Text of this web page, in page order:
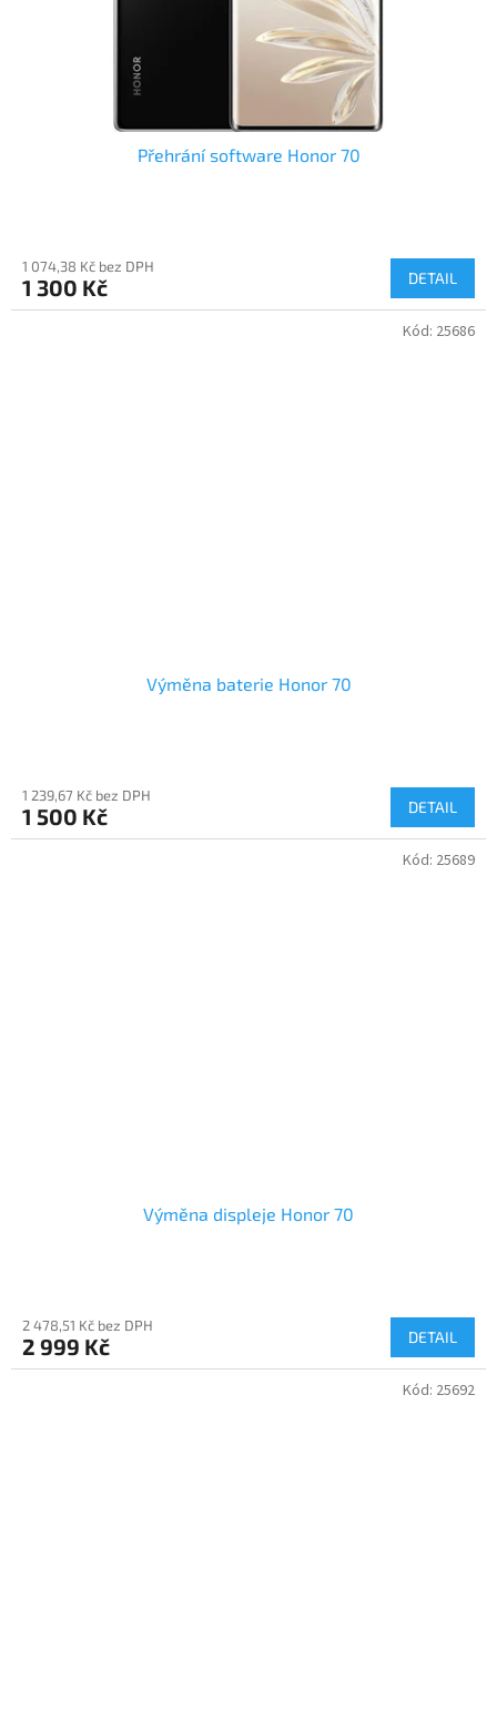
Přehrání software Honor 70
1 074,38 Kč bez DPH
1 300 Kč DETAIL
Výměna baterie Honor 70
1 239,67 Kč bez DPH
1 500 Kč DETAIL
Kód: 25686
Výměna displeje Honor 70
2 478,51 Kč bez DPH
2 999 Kč DETAIL
Kód: 25689
Kód: 25692